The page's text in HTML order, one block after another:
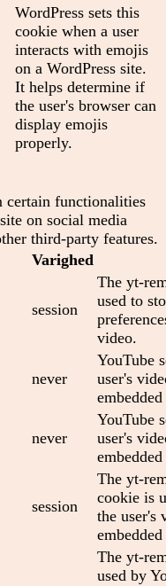
WordPress sets this
cookie when a user
interacts with emojis
on a WordPress site.
It helps determine if
the user's browser can
display emojis
properly.
certain functionalities
on social media
third-party features.
Varighed
session
The yt-
used to
video.
never
YouTube
user's
never
YouTube
user's
session
The yt-
cookie is
the user's
The yt-
used by